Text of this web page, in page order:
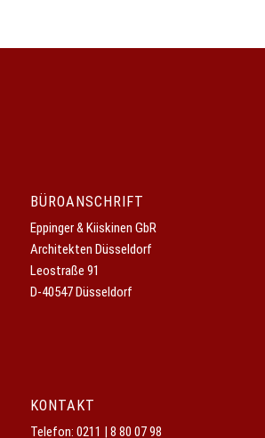
BÜROANSCHRIFT
Eppinger & Kiiskinen GbR
Architekten Düsseldorf
Leostraße 91
D-40547 Düsseldorf
KONTAKT
Telefon: 0211 | 8 80 07 98